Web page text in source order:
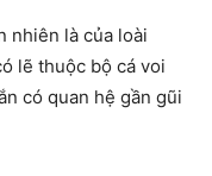
nhiên là của loài
lẽ thuộc bộ cá voi
có quan hệ gần gũi